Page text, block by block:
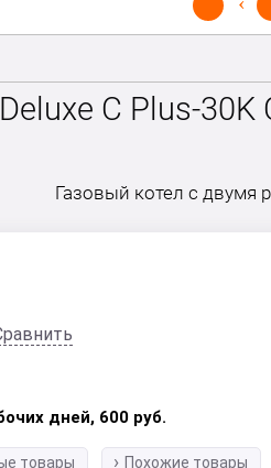
C Plus-
Газовый котел с
дней, 600 руб.
товары Похожие товары